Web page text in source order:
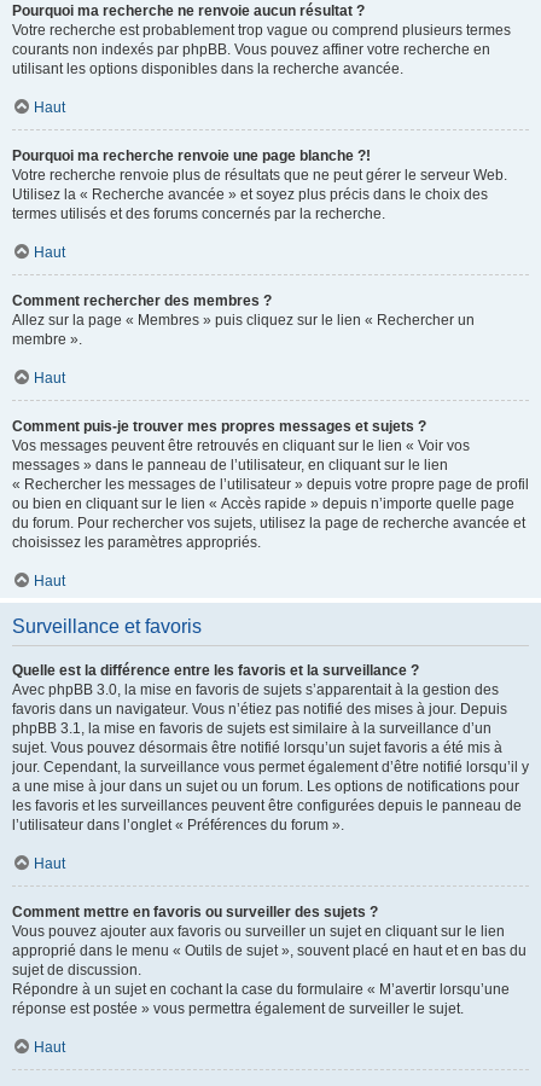
Pourquoi ma recherche ne renvoie aucun résultat ?
Votre recherche est probablement trop vague ou comprend plusieurs termes
courants non indexés par phpBB. Vous pouvez affiner votre recherche en
utilisant les options disponibles dans la recherche avancée.
Haut
Pourquoi ma recherche renvoie une page blanche ?!
Votre recherche renvoie plus de résultats que ne peut gérer le serveur Web.
Utilisez la « Recherche avancée » et soyez plus précis dans le choix des
termes utilisés et des forums concernés par la recherche.
Haut
Comment rechercher des membres ?
Allez sur la page « Membres » puis cliquez sur le lien « Rechercher un
membre ».
Haut
Comment puis-je trouver mes propres messages et sujets ?
Vos messages peuvent être retrouvés en cliquant sur le lien « Voir vos
messages » dans le panneau de l’utilisateur, en cliquant sur le lien
« Rechercher les messages de l’utilisateur » depuis votre propre page de profil
ou bien en cliquant sur le lien « Accès rapide » depuis n’importe quelle page
du forum. Pour rechercher vos sujets, utilisez la page de recherche avancée et
choisissez les paramètres appropriés.
Haut
Surveillance et favoris
Quelle est la différence entre les favoris et la surveillance ?
Avec phpBB 3.0, la mise en favoris de sujets s’apparentait à la gestion des
favoris dans un navigateur. Vous n’étiez pas notifié des mises à jour. Depuis
phpBB 3.1, la mise en favoris de sujets est similaire à la surveillance d’un
sujet. Vous pouvez désormais être notifié lorsqu’un sujet favoris a été mis à
jour. Cependant, la surveillance vous permet également d’être notifié lorsqu’il y
a une mise à jour dans un sujet ou un forum. Les options de notifications pour
les favoris et les surveillances peuvent être configurées depuis le panneau de
l’utilisateur dans l’onglet « Préférences du forum ».
Haut
Comment mettre en favoris ou surveiller des sujets ?
Vous pouvez ajouter aux favoris ou surveiller un sujet en cliquant sur le lien
approprié dans le menu « Outils de sujet », souvent placé en haut et en bas du
sujet de discussion.
Répondre à un sujet en cochant la case du formulaire « M’avertir lorsqu’une
réponse est postée » vous permettra également de surveiller le sujet.
Haut